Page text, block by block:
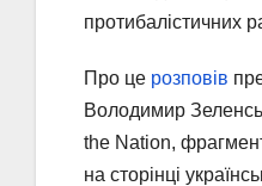
протибалістичних
Про це розповів
Володимир
the Nation,
на сторінці